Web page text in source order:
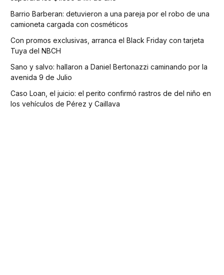
Barrio Barberan: detuvieron a una pareja por el robo de una
camioneta cargada con cosméticos
Con promos exclusivas, arranca el Black Friday con tarjeta
Tuya del NBCH
Sano y salvo: hallaron a Daniel Bertonazzi caminando por la
avenida 9 de Julio
Caso Loan, el juicio: el perito confirmó rastros de del niño en
los vehículos de Pérez y Caillava